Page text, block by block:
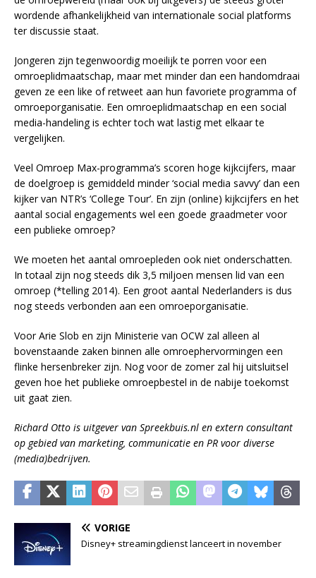
wordende afhankelijkheid van internationale social platforms
ter discussie staat.
Jongeren zijn tegenwoordig moeilijk te porren voor een
omroeplidmaatschap, maar met minder dan een handomdraai
geven ze een like of retweet aan hun favoriete programma of
omroeporganisatie. Een omroeplidmaatschap en een social
media-handeling is echter toch wat lastig met elkaar te
vergelijken.
Veel Omroep Max-programma’s scoren hoge kijkcijfers, maar
de doelgroep is gemiddeld minder ‘social media savvy’ dan een
kijker van NTR’s ‘College Tour’. En zijn (online) kijkcijfers en het
aantal social engagements wel een goede graadmeter voor
een publieke omroep?
We moeten het aantal omroepleden ook niet onderschatten.
In totaal zijn nog steeds dik 3,5 miljoen mensen lid van een
omroep (*telling 2014). Een groot aantal Nederlanders is dus
nog steeds verbonden aan een omroeporganisatie.
Voor Arie Slob en zijn Ministerie van OCW zal alleen al
bovenstaande zaken binnen alle omroephervormingen een
flinke hersenbreker zijn. Nog voor de zomer zal hij uitsluitsel
geven hoe het publieke omroepbestel in de nabije toekomst
uit gaat zien.
Richard Otto is uitgever van Spreekbuis.nl en extern consultant
op gebied van marketing, communicatie en PR voor diverse
(media)bedrijven.
VORIGE
Disney+ streamingdienst lanceert in november